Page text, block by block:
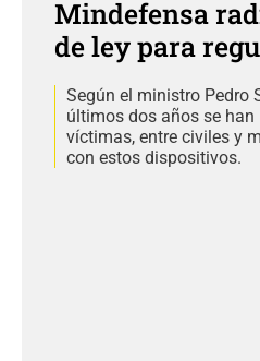
Mindefensa
de ley para
Según el ministro Pedro
últimos dos años se han
víctimas, entre civiles y
con estos dispositivos.